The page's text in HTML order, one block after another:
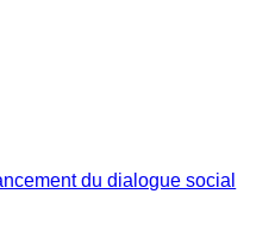
du dialogue social